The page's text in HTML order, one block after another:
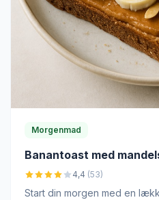
Morgenmad
Banantoast med
4,4 (53)
Start din morgen med en